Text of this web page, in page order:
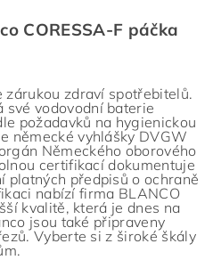
CORESSA-F páčka
zárukou zdraví spotřebitelů.
své vodovodní baterie
požadavků na hygienickou
německé vyhlášky DVGW
Německého oborového
certifikací dokumentuje
platných předpisů o ochraně
nabízí firma BLANCO
kvalitě, která je dnes na
jsou také připraveny
Vyberte si z široké škály